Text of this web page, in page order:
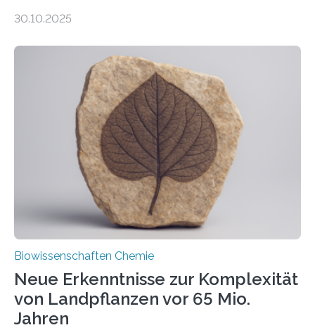
erfüllen können, müssen zahlreiche Enzyme präzise in
der Ruhr-Universität Bochum um Prof. Dr. Ralf Erdmann
und Dr. Ismaila Francis Yusuf hat nun einen bislang
unbekannten Qualitätskontrollmechanismus des
peroxisomalen Proteintransports in der Bäckerhefe
Saccharomyces cerevisiae entdeckt, der für die
Funktionsfähigkeit der Organellen entscheidend ist. Die
Studie wurde am 28. Oktober 2025 in der
Fachzeitschrift…
30.10.2025
Biowissenschaften Chemie
Neue Erkenntnisse zur Komplexität
von Landpflanzen vor 65 Mio.
Jahren